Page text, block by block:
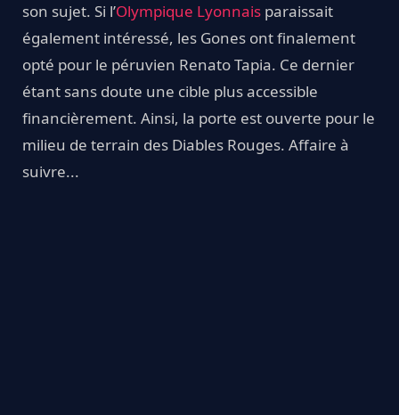
son sujet. Si l’Olympique Lyonnais paraissait
également intéressé, les Gones ont finalement
opté pour le péruvien Renato Tapia. Ce dernier
étant sans doute une cible plus accessible
financièrement. Ainsi, la porte est ouverte pour le
milieu de terrain des Diables Rouges. Affaire à
suivre...